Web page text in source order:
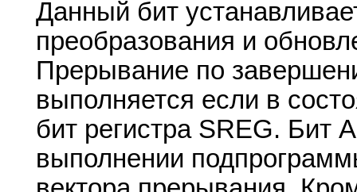
Данный бит
преобразования и
Прерывание по
выполняется если в
бит регистра SREG. Бит
выполнении